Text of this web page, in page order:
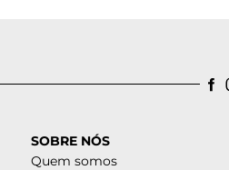
SOBRE NÓS
Quem somos